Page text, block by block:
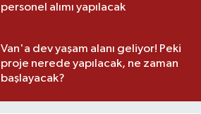
personel alımı yapılacak
Van'a dev yaşam alanı geliyor! Peki
proje nerede yapılacak, ne zaman
başlayacak?